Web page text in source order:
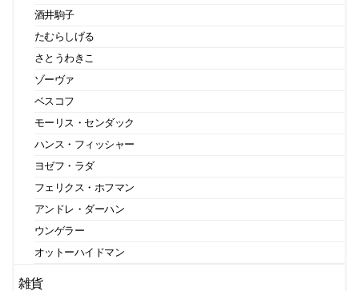
酒井駒子
たむらしげる
さとうわきこ
ゾーヴァ
ベスコフ
モーリス・センダック
ハンス・フィッシャー
ヨゼフ・ラダ
フェリクス・ホフマン
アンドレ・ダーハン
ウンゲラー
オットーハイドマン
雑貨